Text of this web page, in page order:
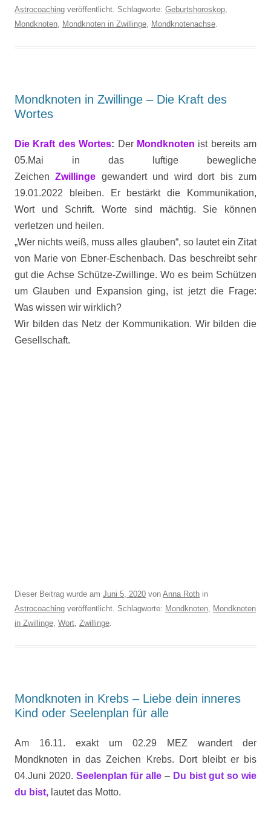
Astrocoaching veröffentlicht. Schlagworte: Geburtshoroskop,
Mondknoten, Mondknoten in Zwillinge, Mondknotenachse.
Mondknoten in Zwillinge – Die Kraft des
Wortes
Die Kraft des Wortes: Der Mondknoten ist bereits am
05.Mai in das luftige bewegliche
ZeichenZwillinge gewandert und wird dort bis zum
19.01.2022 bleiben. Er bestärkt die Kommunikation,
Wort und Schrift. Worte sind mächtig. Sie können
verletzen und heilen.
„Wer nichts weiß, muss alles glauben“, so lautet ein Zitat
von Marie von Ebner-Eschenbach. Das beschreibt sehr
gut die Achse Schütze-Zwillinge. Wo es beim Schützen
um Glauben und Expansion ging, ist jetzt die Frage:
Was wissen wir wirklich?
Wir bilden das Netz der Kommunikation. Wir bilden die
Gesellschaft.
Dieser Beitrag wurde am Juni 5, 2020 von Anna Roth in
Astrocoaching veröffentlicht. Schlagworte: Mondknoten, Mondknoten
in Zwillinge, Wort, Zwillinge.
Mondknoten in Krebs – Liebe dein inneres
Kind oder Seelenplan für alle
Am 16.11. exakt um 02.29 MEZ wandert der
Mondknoten in das Zeichen Krebs. Dort bleibt er bis
04.Juni 2020. Seelenplan für alle – Du bist gut so wie
du bist, lautet das Motto.